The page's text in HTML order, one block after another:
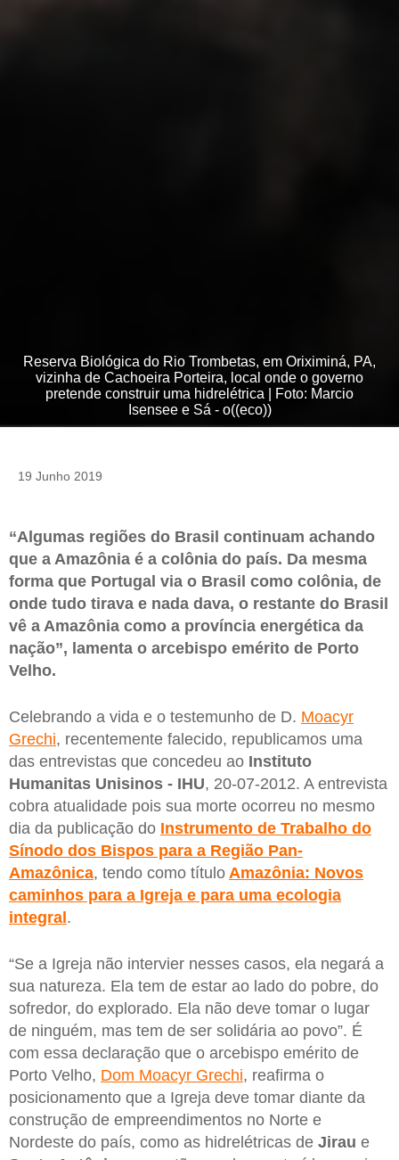
Reserva Biológica do Rio Trombetas, em Oriximiná, PA,
vizinha de Cachoeira Porteira, local onde o governo
pretende construir uma hidrelétrica | Foto: Marcio
Isensee e Sá - o((eco))
19 Junho 2019
“Algumas regiões do Brasil continuam achando
que a Amazônia é a colônia do país. Da mesma
forma que Portugal via o Brasil como colônia, de
onde tudo tirava e nada dava, o restante do Brasil
vê a Amazônia como a província energética da
nação”, lamenta o arcebispo emérito de Porto
Velho.
Celebrando a vida e o testemunho de D. Moacyr
Grechi, recentemente falecido, republicamos uma
das entrevistas que concedeu ao Instituto
Humanitas Unisinos - IHU, 20-07-2012. A entrevista
cobra atualidade pois sua morte ocorreu no mesmo
dia da publicação do Instrumento de Trabalho do
Sínodo dos Bispos para a Região Pan-
Amazônica, tendo como título Amazônia: Novos
caminhos para a Igreja e para uma ecologia
integral.
“Se a Igreja não intervier nesses casos, ela negará a
sua natureza. Ela tem de estar ao lado do pobre, do
sofredor, do explorado. Ela não deve tomar o lugar
de ninguém, mas tem de ser solidária ao povo”. É
com essa declaração que o arcebispo emérito de
Porto Velho, Dom Moacyr Grechi, reafirma o
posicionamento que a Igreja deve tomar diante da
construção de empreendimentos no Norte e
Nordeste do país, como as hidrelétricas de Jirau e